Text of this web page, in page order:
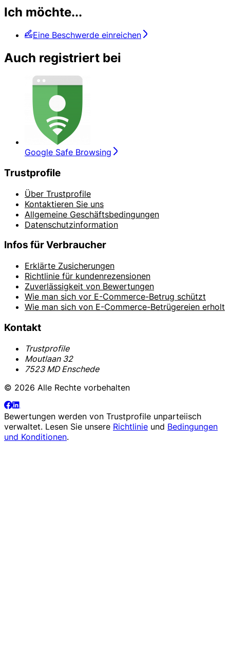
Ich möchte...
Eine Beschwerde einreichen
Auch registriert bei
Google Safe Browsing
Trustprofile
Über Trustprofile
Kontaktieren Sie uns
Allgemeine Geschäftsbedingungen
Datenschutzinformation
Infos für Verbraucher
Erklärte Zusicherungen
Richtlinie für kundenrezensionen
Zuverlässigkeit von Bewertungen
Wie man sich vor E-Commerce-Betrug schützt
Wie man sich von E-Commerce-Betrügereien erholt
Kontakt
Trustprofile
Moutlaan 32
7523 MD Enschede
© 2026 Alle Rechte vorbehalten
Bewertungen werden von Trustprofile unparteiisch
verwaltet. Lesen Sie unsere Richtlinie und Bedingungen
und Konditionen.